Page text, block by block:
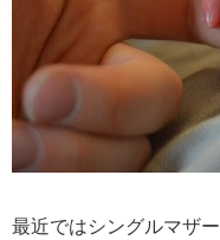
最近ではシングルマザ